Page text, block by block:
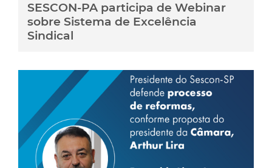
SESCON-PA participa de Webinar
sobre Sistema de Excelência
Sindical